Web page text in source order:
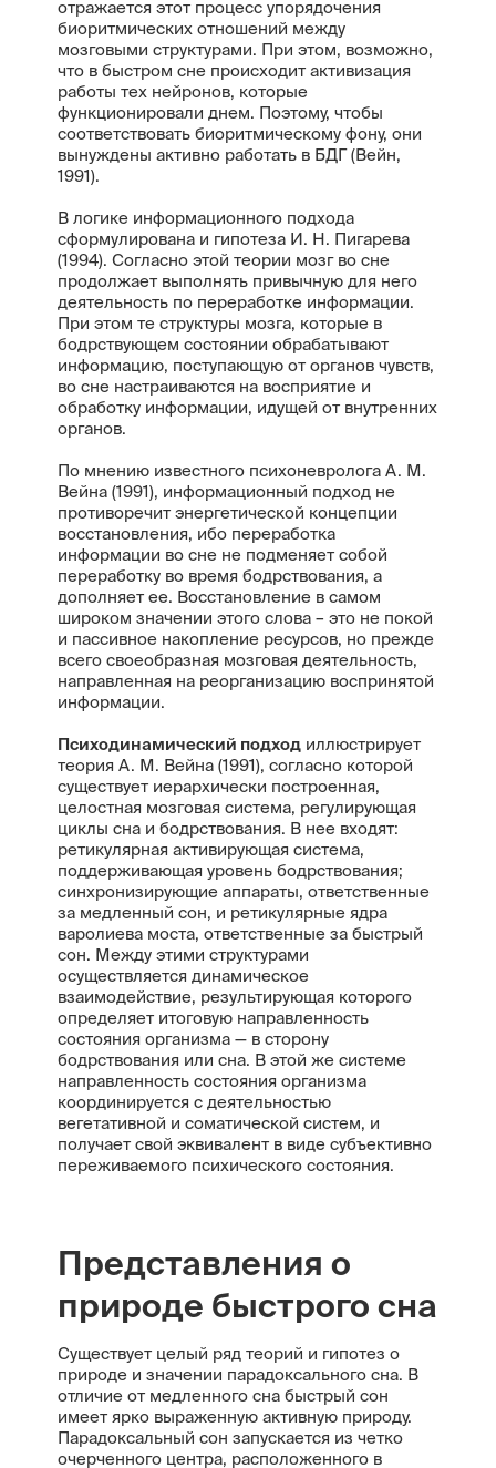
отражается этот процесс упорядочения
биоритмических отношений между
мозговыми структурами. При этом, возможно,
что в быстром сне происходит активизация
работы тех нейронов, которые
функционировали днем. Поэтому, чтобы
соответствовать биоритмическому фону, они
вынуждены активно работать в БДГ (Вейн,
1991).
В логике информационного подхода
сформулирована и гипотеза И. Н. Пигарева
(1994). Согласно этой теории мозг во сне
продолжает выполнять привычную для него
деятельность по переработке информации.
При этом те структуры мозга, которые в
бодрствующем состоянии обрабатывают
информацию, поступающую от органов чувств,
во сне настраиваются на восприятие и
обработку информации, идущей от внутренних
органов.
По мнению известного психоневролога А. М.
Вейна (1991), информационный подход не
противоречит энергетической концепции
восстановления, ибо переработка
информации во сне не подменяет собой
переработку во время бодрствования, а
дополняет ее. Восстановление в самом
широком значении этого слова – это не покой
и пассивное накопление ресурсов, но прежде
всего своеобразная мозговая деятельность,
направленная на реорганизацию воспринятой
информации.
Психодинамический подходиллюстрирует
теория А. М. Вейна (1991), согласно которой
существует иерархически построенная,
целостная мозговая система, регулирующая
циклы сна и бодрствования. В нее входят:
ретикулярная активирующая система,
поддерживающая уровень бодрствования;
синхронизирующие аппараты, ответственные
за медленный сон, и ретикулярные ядра
варолиева моста, ответственные за быстрый
сон. Между этими структурами
осуществляется динамическое
взаимодействие, результирующая которого
определяет итоговую направленность
состояния организма — в сторону
бодрствования или сна. В этой же системе
направленность состояния организма
координируется с деятельностью
вегетативной и соматической систем, и
получает свой эквивалент в виде субъективно
переживаемого психического состояния.
Представления о
природе быстрого сна
Существует целый ряд теорий и гипотез о
природе и значении парадоксального сна. В
отличие от медленного сна быстрый сон
имеет ярко выраженную активную природу.
Парадоксальный сон запускается из четко
очерченного центра, расположенного в